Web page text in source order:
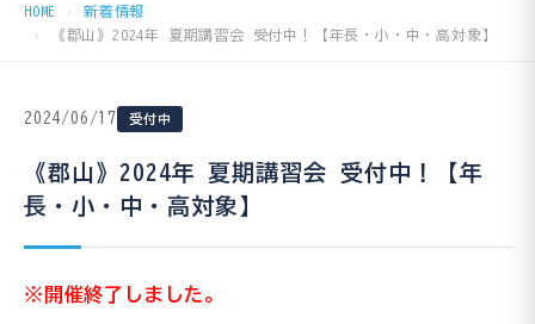
HOME
新着情報
《郡山》2024年 夏期講習会 受付中！【年長・小・中・高対象】
2024/06/17 受付中
《郡山》2024年 夏期講習会 受付中！【年
長・小・中・高対象】
※開催終了しました。